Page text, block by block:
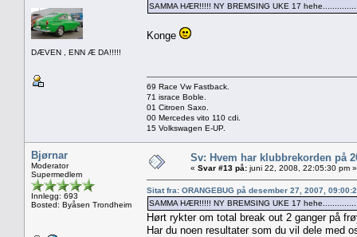
DÆVEN , ENN Æ DA!!!!!
SAMMA HÆR!!!!! NY BREMSING UKE 17
Konge
69 Race Vw Fastback.
71 israce Boble.
01 Citroen Saxo.
00 Mercedes vito 110 cdi.
15 Volkswagen E-UP.
Bjørnar
Moderator
Supermedlem
Innlegg: 693
Bosted: Byåsen Trondheim
Sv: Hvem har klubbrekorden på
« Svar #13 på: juni 22, 2008, 22:05:30 pm »
Sitat fra: ORANGEBUG på desember 27, 2007,
SAMMA HÆR!!!!! NY BREMSING UKE 17
Hørt rykter om total break out 2 ganger på
Har du noen resultater som du vil dele med